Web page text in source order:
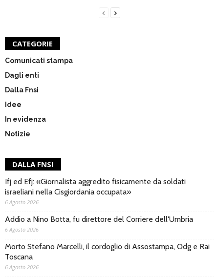
CATEGORIE
Comunicati stampa
Dagli enti
Dalla Fnsi
Idee
In evidenza
Notizie
DALLA FNSI
Ifj ed Efj: «Giornalista aggredito fisicamente da soldati
israeliani nella Cisgiordania occupata»
6 Agosto 2026
Addio a Nino Botta, fu direttore del Corriere dell'Umbria
6 Agosto 2026
Morto Stefano Marcelli, il cordoglio di Assostampa, Odg e Rai
Toscana
6 Agosto 2026